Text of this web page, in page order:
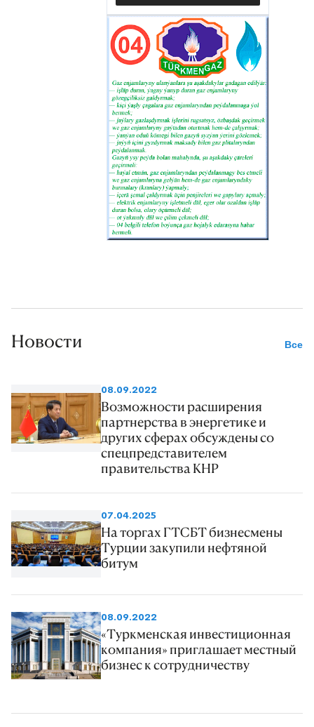
Новости Все
08.09.2022
Возможности расширения
партнерства в энергетике и
других сферах обсуждены со
спецпредставителем
правительства КНР
07.04.2025
На торгах ГТСБТ бизнесмены
Турции закупили нефтяной
битум
08.09.2022
«Туркменская инвестиционная
компания» приглашает местный
бизнес к сотрудничеству